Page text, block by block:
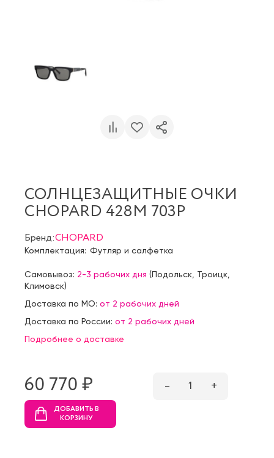
СОЛНЦЕЗАЩИТНЫЕ ОЧКИ
CHOPARD 428M 703P
Бренд:CHOPARD
Комплектация: Футляр и салфетка
Самовывоз: 2-3 рабочих дня (Подольск Троицк
Климовск)
Доставка по МО: от 2 рабочих дней
Доставка по России: от 2 рабочих дней
Подробнее о доставке
60 770 ₷ – 1 +
ДОБАВИТЬ В
КОРЗИНУ